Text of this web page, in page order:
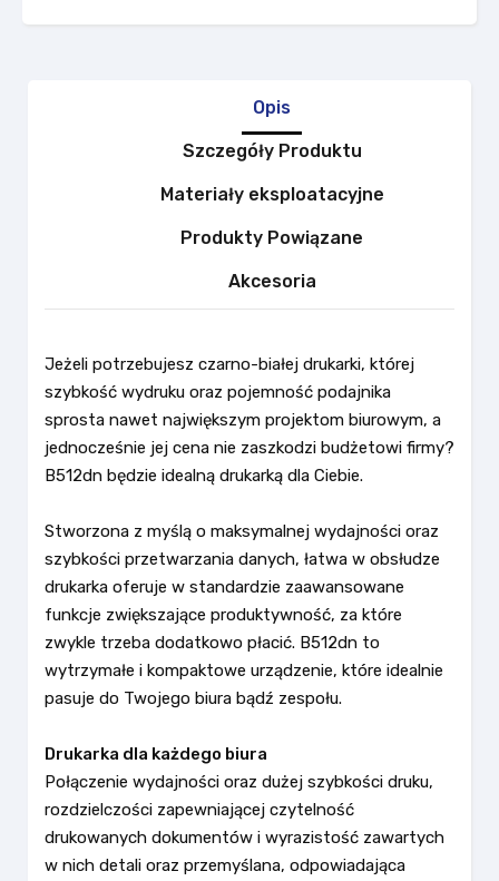
Opis
Szczegóły Produktu
Materiały eksploatacyjne
Produkty Powiązane
Akcesoria
Jeżeli potrzebujesz czarno-białej drukarki, której
szybkość wydruku oraz pojemność podajnika
sprosta nawet największym projektom biurowym, a
jednocześnie jej cena nie zaszkodzi budżetowi firmy?
B512dn będzie idealną drukarką dla Ciebie.
Stworzona z myślą o maksymalnej wydajności oraz
szybkości przetwarzania danych, łatwa w obsłudze
drukarka oferuje w standardzie zaawansowane
funkcje zwiększające produktywność, za które
zwykle trzeba dodatkowo płacić. B512dn to
wytrzymałe i kompaktowe urządzenie, które idealnie
pasuje do Twojego biura bądź zespołu.
Drukarka dla każdego biura
Połączenie wydajności oraz dużej szybkości druku,
rozdzielczości zapewniającej czytelność
drukowanych dokumentów i wyrazistość zawartych
w nich detali oraz przemyślana, odpowiadająca